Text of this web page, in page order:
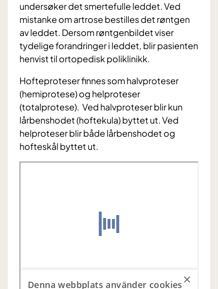
undersøker det smertefulle leddet. Ved
mistanke om artrose bestilles det røntgen
av leddet. Dersom røntgenbildet viser
tydelige forandringer i leddet, blir pasienten
henvist til ortopedisk poliklinikk.
Hofteproteser finnes som halvproteser
(hemiprotese) og helproteser
(totalprotese). Ved halvproteser blir kun
lårbenshodet (hoftekula) byttet ut. Ved
helproteser blir både lårbenshodet og
hofteskål byttet ut.